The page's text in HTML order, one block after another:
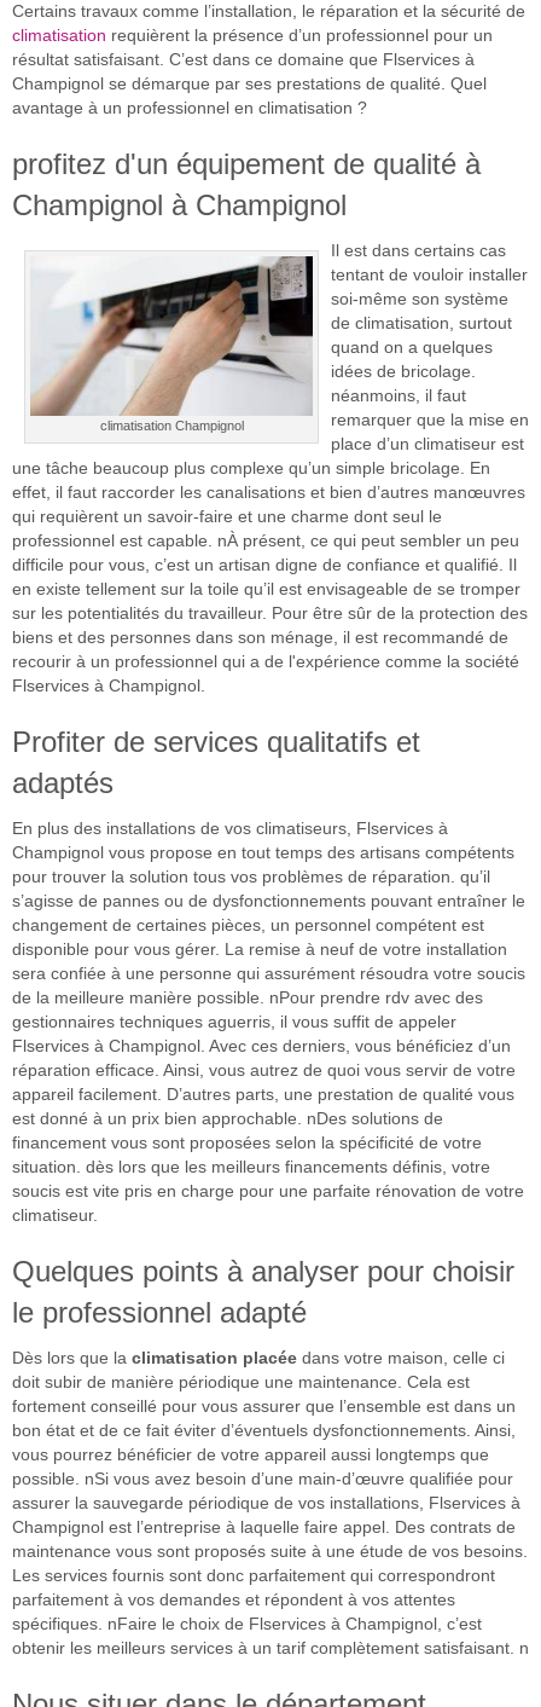
Certains travaux comme l’installation, le réparation et la sécurité de
climatisation requièrent la présence d’un professionnel pour un
résultat satisfaisant. C’est dans ce domaine que Flservices à
Champignol se démarque par ses prestations de qualité. Quel
avantage à un professionnel en climatisation ?
profitez d'un équipement de qualité à
Champignol à Champignol
climatisation Champignol
Il est dans certains cas
tentant de vouloir installer
soi-même son système
de climatisation, surtout
quand on a quelques
idées de bricolage.
néanmoins, il faut
remarquer que la mise en
place d’un climatiseur est
une tâche beaucoup plus complexe qu’un simple bricolage. En
effet, il faut raccorder les canalisations et bien d’autres manœuvres
qui requièrent un savoir-faire et une charme dont seul le
professionnel est capable. nÀ présent, ce qui peut sembler un peu
difficile pour vous, c’est un artisan digne de confiance et qualifié. Il
en existe tellement sur la toile qu’il est envisageable de se tromper
sur les potentialités du travailleur. Pour être sûr de la protection des
biens et des personnes dans son ménage, il est recommandé de
recourir à un professionnel qui a de l'expérience comme la société
Flservices à Champignol.
Profiter de services qualitatifs et
adaptés
En plus des installations de vos climatiseurs, Flservices à
Champignol vous propose en tout temps des artisans compétents
pour trouver la solution tous vos problèmes de réparation. qu’il
s’agisse de pannes ou de dysfonctionnements pouvant entraîner le
changement de certaines pièces, un personnel compétent est
disponible pour vous gérer. La remise à neuf de votre installation
sera confiée à une personne qui assurément résoudra votre soucis
de la meilleure manière possible. nPour prendre rdv avec des
gestionnaires techniques aguerris, il vous suffit de appeler
Flservices à Champignol. Avec ces derniers, vous bénéficiez d’un
réparation efficace. Ainsi, vous autrez de quoi vous servir de votre
appareil facilement. D’autres parts, une prestation de qualité vous
est donné à un prix bien approchable. nDes solutions de
financement vous sont proposées selon la spécificité de votre
situation. dès lors que les meilleurs financements définis, votre
soucis est vite pris en charge pour une parfaite rénovation de votre
climatiseur.
Quelques points à analyser pour choisir
le professionnel adapté
Dès lors que la climatisation placée dans votre maison, celle ci
doit subir de manière périodique une maintenance. Cela est
fortement conseillé pour vous assurer que l’ensemble est dans un
bon état et de ce fait éviter d’éventuels dysfonctionnements. Ainsi,
vous pourrez bénéficier de votre appareil aussi longtemps que
possible. nSi vous avez besoin d’une main-d’œuvre qualifiée pour
assurer la sauvegarde périodique de vos installations, Flservices à
Champignol est l’entreprise à laquelle faire appel. Des contrats de
maintenance vous sont proposés suite à une étude de vos besoins.
Les services fournis sont donc parfaitement qui correspondront
parfaitement à vos demandes et répondent à vos attentes
spécifiques. nFaire le choix de Flservices à Champignol, c’est
obtenir les meilleurs services à un tarif complètement satisfaisant. n